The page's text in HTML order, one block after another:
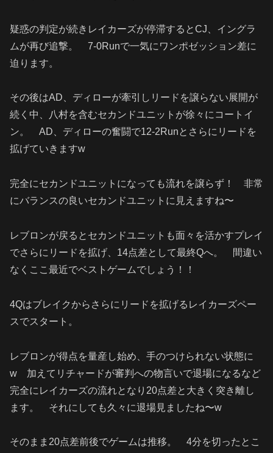
疑惑の判定が続きレイカーズが停滞するとCJ、イングラ
ムが再び追撃。 7-0Runで一気にワンポゼッション差に
迫ります。
その後はAD、ディローが牽引しリードを譲らない展開が
続く中、八村を含むセカンドユニットが徐々にコートイ
ン。 AD、ディローの奮闘で12-2Runとさらにリードを
拡げていきますw
完全にセカンドユニットになっても流れを譲らず！ 非常
にバランスの良いセカンドユニットに見えますね〜
レブロンが戻るとセカンドユニットも面々を活かすプレイ
でさらにリードを拡げ、14点差として最終Qへ。 間違い
なくここ最近でベストゲームでしょう！！
4Qはブレイクからさらにリードを拡げるレイカーズペー
スでスタート。
レブロンが得点を量産し始め、手のつけられない状態に
w 加えてリチャードが審判への物言いで退場になるなど
完全にレイカーズの流れとなり20点差と大きく突き離し
ます。 それにしても久々に退場見ましたね〜w
そのまま20点差前後でゲームは推移。 4分を切ったとこ